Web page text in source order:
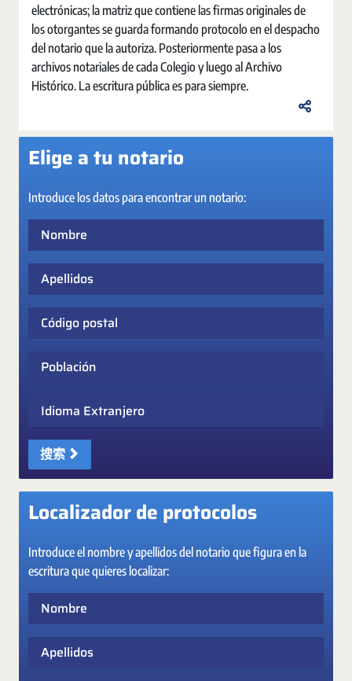
electrónicas; la matriz que contiene las firmas originales de
los otorgantes se guarda formando protocolo en el despacho
del notario que la autoriza. Posteriormente pasa a los
archivos notariales de cada Colegio y luego al Archivo
Histórico. La escritura pública es para siempre.
Elige a tu notario
Introduce los datos para encontrar un notario:
Apellidos
Código postal
Población
Idioma Extranjero
搜索
Localizador de protocolos
Introduce el nombre y apellidos del notario que figura en la
escritura que quieres localizar:
Apellidos